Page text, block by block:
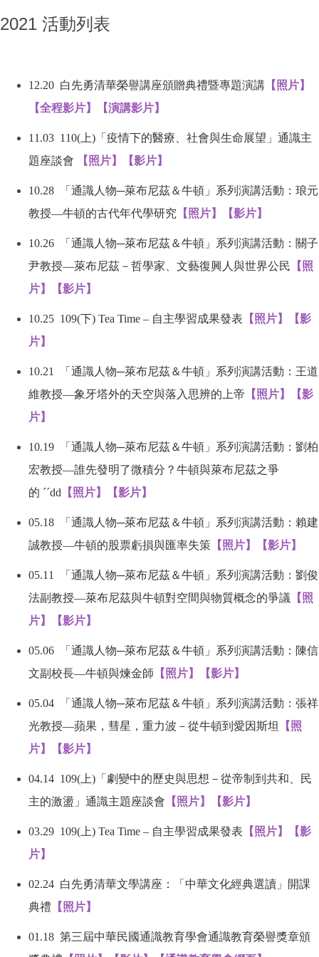
2021 活動列表
12.20 白先勇清華榮譽講座頒贈典禮暨專題演講 【照片】
【全程影片】
【演講影片】
11.03 110( 上) 「疫情下的醫療、社會與生命展望」通識主
題座談會
【照片】 【影片】
10.28 「通識人物─萊布尼茲＆牛頓」系列演講活動：琅元
教授—牛頓的古代年代學研究 【照片】 【影片】
10.26 「通識人物─萊布尼茲＆牛頓」系列演講活動：關子
尹教授—萊布尼茲－哲學家、文藝復興人與世界公民 【照
片】
【影片】
10.25 109(下) Tea Time – 自主學習成果發表 【照片】
【影
片】
10.21 「通識人物─萊布尼茲＆牛頓」系列演講活動：王道
維教授—象牙塔外的天空與落入思辨的上帝 【照片】
【影
片】
10.19 「通識人物─萊布尼茲＆牛頓」系列演講活動：劉柏
宏教授—誰先發明了微積分？牛頓與萊布尼茲之爭
的 ´´dd 【照片】 【影片】
05.18 「通識人物─萊布尼茲＆牛頓」系列演講活動：賴建
誠教授—牛頓的股票虧損與匯率失策 【照片】 【影片】
05.11 「通識人物─萊布尼茲＆牛頓」系列演講活動：劉俊
法副教授—萊布尼茲與牛頓對空間與物質概念的爭議 【照
片】
【影片】
05.06 「通識人物─萊布尼茲＆牛頓」系列演講活動：陳信
文副校長—牛頓與煉金師 【照片】 【影片】
05.04 「通識人物─萊布尼茲＆牛頓」系列演講活動：張祥
光教授—蘋果，彗星，重力波－從牛頓到愛因斯坦
【照
片】
【影片】
04.14 109( 上) 「劇變中的歷史與思想－從帝制到共和、民
主的激盪」通識主題座談會 【照片】 【影片】
03.29 109( 上) Tea Time – 自主學習成果發表 【照片】
【影
片】
02.24 白先勇清華文學講座：「中華文化經典選讀」開課
典禮 【照片】
01.18 第三屆中華民國通識教育學會通識教育榮譽獎章頒